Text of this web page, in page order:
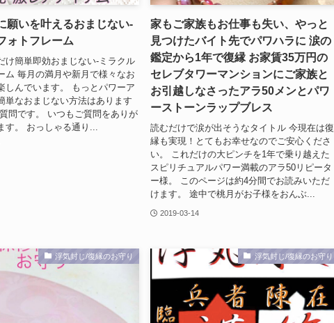
願いを叶えるおまじない-
ォトフレーム
け簡単即効おまじない-ミラクル
ム 毎月の満月や新月で様々なお
しんでいます。 もっとパワーア
単なおまじない方法はあります
問です。 いつもご質問をありが
す。 おっしゃる通り...
家もご家族もお仕事も失い、やっと
見つけたバイト先でパワハラに 涙の
鑑定から1年で復縁 お家賃35万円の
セレブタワーマンションにご家族と
お引越しなさったアラ50メンとパワ
ーストーンラップブレス
読むだけで涙が出そうなタイトル 今現在は復
縁も実現！とてもお幸せなのでご安心くださ
い。 これだけの大ピンチを1年で乗り越えた
スピリチュアルパワー満載のアラ50リピータ
ー様。 このページは約4分間でお読みいただ
けます。 途中で桃月がお子様をおんぶ...
2019-03-14
浮気封じ/復縁のお守り 浮気封じ/復縁のお守り